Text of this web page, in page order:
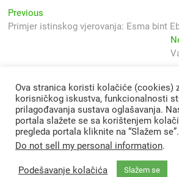
Navigacija
objava
Previous
post:
Primjer istinskog vjerovanja: Esma bint
Svjetlo Islama| Designed by: Theme Freesia
Ova stranica koristi kolačiće (cookies)
korisničkog iskustva, funkcionalnosti
prilagođavanja sustava oglašavanja.
portala slažete se sa korištenjem
pregleda portala kliknite na “Slažem se”.
Do not sell my personal information.
Podešavanje kolačića Slažem se